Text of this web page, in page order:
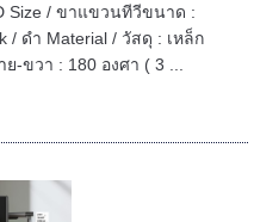
Size / ขาแขวนทีวีขนาด :
/ ดำ Material / วัสดุ : เหล็ก
ขวา : 180 องศา ( 3 ...